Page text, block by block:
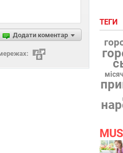
Додати коментар
ТЕГИ